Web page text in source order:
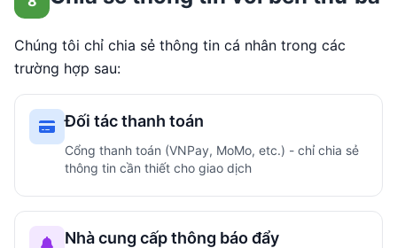
Chúng tôi chỉ chia sẻ thông tin cá nhân trong các
trường hợp sau:
Đối tác thanh toán
Cổng thanh toán (VNPay, MoMo, etc.) - chỉ chia sẻ
thông tin cần thiết cho giao dịch
Nhà cung cấp thông báo đẩy